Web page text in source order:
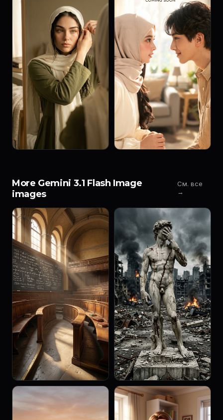
More Gemini 3.1 Flash Image
images
См. все
→